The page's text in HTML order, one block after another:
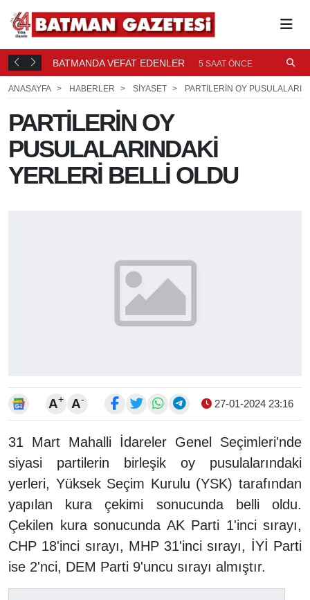
BATMANDA VEFAT EDENLER 5 SAAT ÖNCE
ANASAYFA HABERLER SİYASET PARTİLERİN OY
PARTİLERİN OY
PUSULALARINDAKİ
YERLERİ BELLİ OLDU
A+ A- 27-01-2024 23:16
31 Mart Mahalli İdareler Genel Seçimleri'nde
siyasi partilerin birleşik oy pusulalarındaki
yerleri, Yüksek Seçim Kurulu (YSK) tarafından
yapılan kura çekimi sonucunda belli oldu.
Çekilen kura sonucunda AK Parti 1'inci sırayı,
CHP 18'inci sırayı, MHP 31'inci sırayı, İYİ Parti
ise 2'nci, DEM Parti 9'uncu sırayı almıştır.